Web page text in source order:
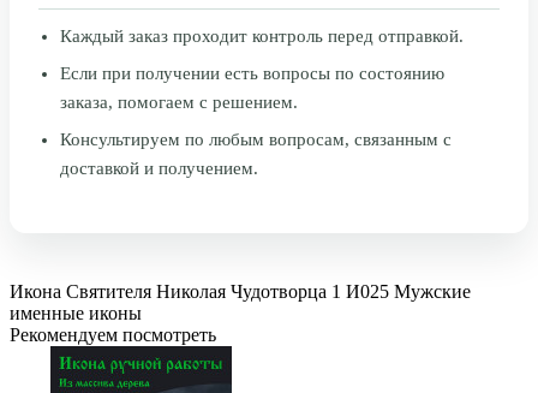
Каждый заказ проходит контроль перед отправкой.
Если при получении есть вопросы по состоянию
заказа, помогаем с решением.
Консультируем по любым вопросам, связанным с
доставкой и получением.
Икона Святителя Николая Чудотворца 1 И025 Мужские
именные иконы
Рекомендуем посмотреть